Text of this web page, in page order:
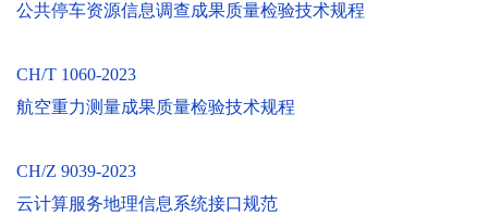
公共停车资源信息调查成果质量检验技术规程
CH/T 1060-2023
航空重力测量成果质量检验技术规程
CH/Z 9039-2023
云计算服务地理信息系统接口规范